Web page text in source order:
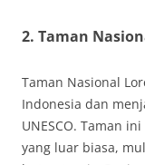
2. Taman
Taman Nasional
Indonesia dan
UNESCO. Taman
yang luar biasa,